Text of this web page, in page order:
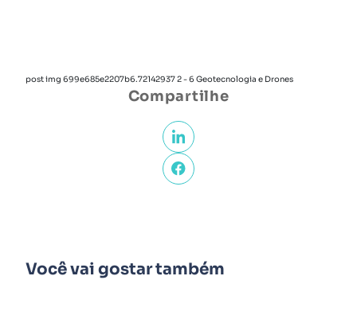
post img 699e685e2207b6.72142937 2 - 6 Geotecnologia e Drones
Compartilhe
Você vai gostar também